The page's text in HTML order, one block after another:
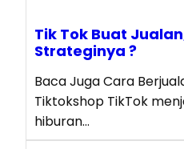
Tik Tok Buat
Strateginya ?
Baca Juga Cara
Tiktokshop TikTok
hiburan…